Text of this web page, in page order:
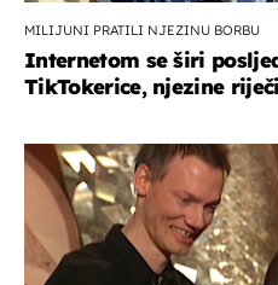
MILIJUNI PRATILI NJEZINU BORBU
Internetom se širi
TikTokerice, njezine